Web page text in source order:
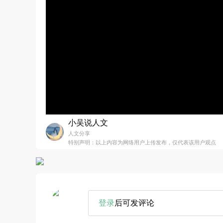
小吴说人文
人文分享
特别声明：以上内容为网络用户上传发布，仅代表该用户观点
登录后可发评论